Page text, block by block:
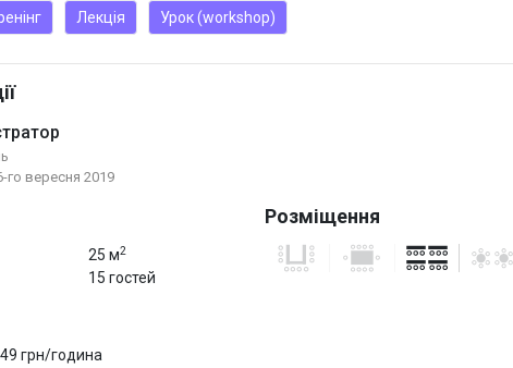
Устройство с поддержкой High Definition Audio
LM)
воды
Лекція Урок (workshop)
го вересня 2019
25 м2
15 гостей
Розміщення
грн/година